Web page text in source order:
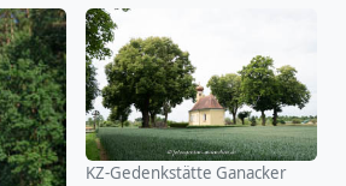
KZ-Gedenkstätte Ganacker